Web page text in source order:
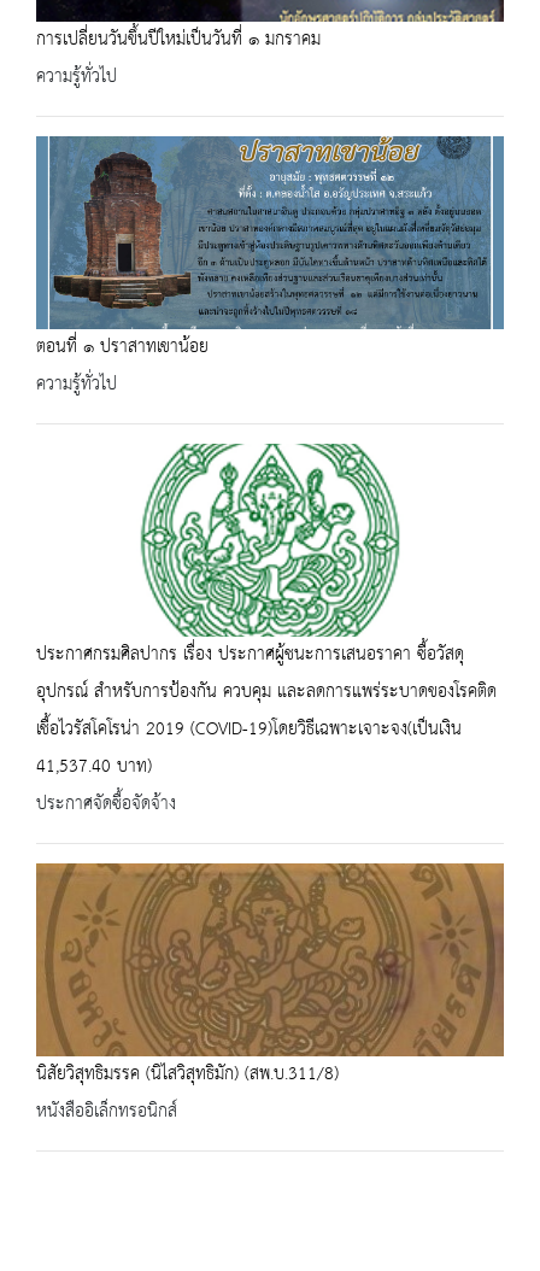
การเปลี่ยนวันขึ้นปีใหม่เป็นวันที่ ๑ มกราคม
ความรู้ทั่วไป
ตอนที่​ ๑​ ปราสาทเขาน้อย
ความรู้ทั่วไป
ประกาศกรมศิลปากร เรื่อง ประกาศผู้ชนะการเสนอราคา ซื้อวัสดุ
อุปกรณ์ สำหรับการป้องกัน ควบคุม และลดการแพร่ระบาดของโรคติด
เชื้อไวรัสโคโรน่า 2019 (COVID-19)โดยวิธีเฉพาะเจาะจง(เป็นเงิน
41,537.40 บาท)
ประกาศจัดซื้อจัดจ้าง
นิสัยวิสุทธิมรรค (นิไสวิสุทธิมัก) (สพ.บ.311/8)
หนังสืออิเล็กทรอนิกส์